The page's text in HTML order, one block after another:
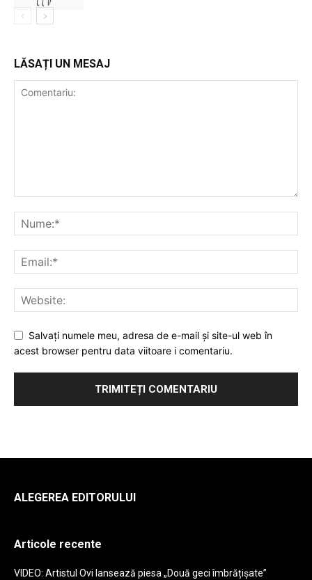
LĂSAȚI UN MESAJ
Salvați numele meu, adresa de e-mail și site-ul web în
acest browser pentru data viitoare i comentariu.
ALEGEREA EDITORULUI
Articole recente
VIDEO: Artistul Ovi lansează piesa „Două geci îmbrățișate”